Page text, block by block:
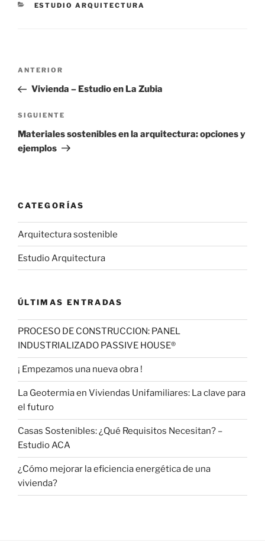
CATEGORÍAS
ESTUDIO ARQUITECTURA
Navegación
entradas
Entrada
anterior:
ANTERIOR
Vivienda – Estudio en La Zubia
Siguiente
entrada
SIGUIENTE
Materiales sostenibles en la arquitectura: opciones y
ejemplos
CATEGORÍAS
Arquitectura sostenible
Estudio Arquitectura
ÚLTIMAS ENTRADAS
PROCESO DE CONSTRUCCION: PANEL
INDUSTRIALIZADO PASSIVE HOUSE®
¡ Empezamos una nueva obra !
La Geotermia en Viviendas Unifamiliares: La clave para
el futuro
Casas Sostenibles: ¿Qué Requisitos Necesitan? –
Estudio ACA
¿Cómo mejorar la eficiencia energética de una
vivienda?